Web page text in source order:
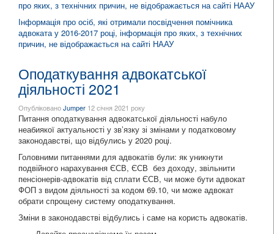
про яких, з технічних причин, не відображається на сайті НААУ
Інформація про осіб, які отримали посвідчення помічника
адвоката у 2016-2017 році, інформація про яких, з технічних
причин, не відображається на сайті НААУ
Оподаткування адвокатської
діяльності 2021
ОпублікованоJumper 12 січня 2021 року
Питання оподаткування адвокатської діяльності набуло
неабиякої актуальності у зв’язку зі змінами у податковому
законодавстві, що відбулись у 2020 році.
Головними питаннями для адвокатів були: як уникнути
подвійного нарахування ЄСВ, ЄСВ без доходу, звільнити
пенсіонерів-адвокатів від сплати ЄСВ, чи може бути адвокат
ФОП з видом діяльності за кодом 69.10, чи може адвокат
обрати спрощену систему оподаткування.
Зміни в законодавстві відбулись і саме на користь адвокатів.